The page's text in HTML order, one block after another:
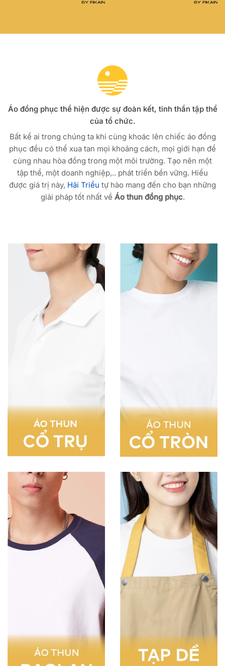
Áo đồng phục thể hiện được sự đoàn kết, tinh thần tập thể
của tổ chức.
Bất kể ai trong chúng ta khi cùng khoác lên chiếc áo đồng
phục đều có thể xua tan mọi khoảng cách, mọi giới hạn để
cùng nhau hòa đồng trong một môi trường. Tạo nên một
tập thể, một doanh nghiệp,.. phát triển bền vững. Hiểu
được giá trị này, Hải Triều tự hào mang đến cho bạn những
giải pháp tốt nhất về Áo thun đồng phục.